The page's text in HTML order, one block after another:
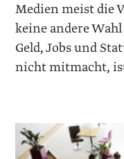
Medien meist die
keine andere
Geld, Jobs und
nicht mitmacht,